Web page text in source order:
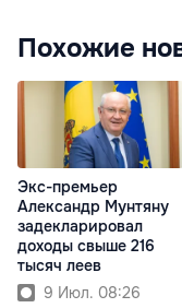
Похожие
Экс-премьер
Александр Мунтяну
задекларировал
доходы свыше 216
тысяч леев
9 Июл. 08:26